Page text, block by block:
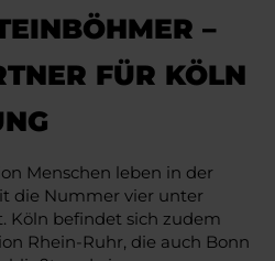
–
FÜR KÖLN
Menschen leben in der
die Nummer vier unter
Köln befindet sich zudem
Rhein-Ruhr, die auch Bonn